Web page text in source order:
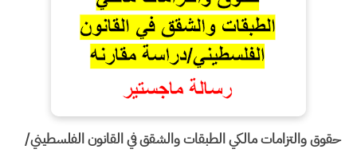
حقوق والتزامات مالكي الطبقات والشقق في القانون الفلسطيني/